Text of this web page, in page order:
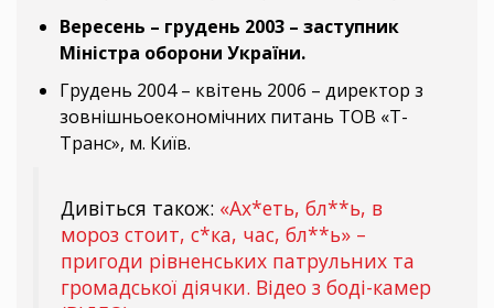
Вересень – грудень 2003 – заступник
Міністра оборони України.
Грудень 2004 – квітень 2006 – директор з
зовнішньоекономічних питань ТОВ «Т-
Транс», м. Київ.
Дивіться також: «Ах*еть, бл**ь, в
мороз стоит, с*ка, час, бл**ь» –
пригоди рівненських патрульних та
громадської діячки. Відео з боді-камер